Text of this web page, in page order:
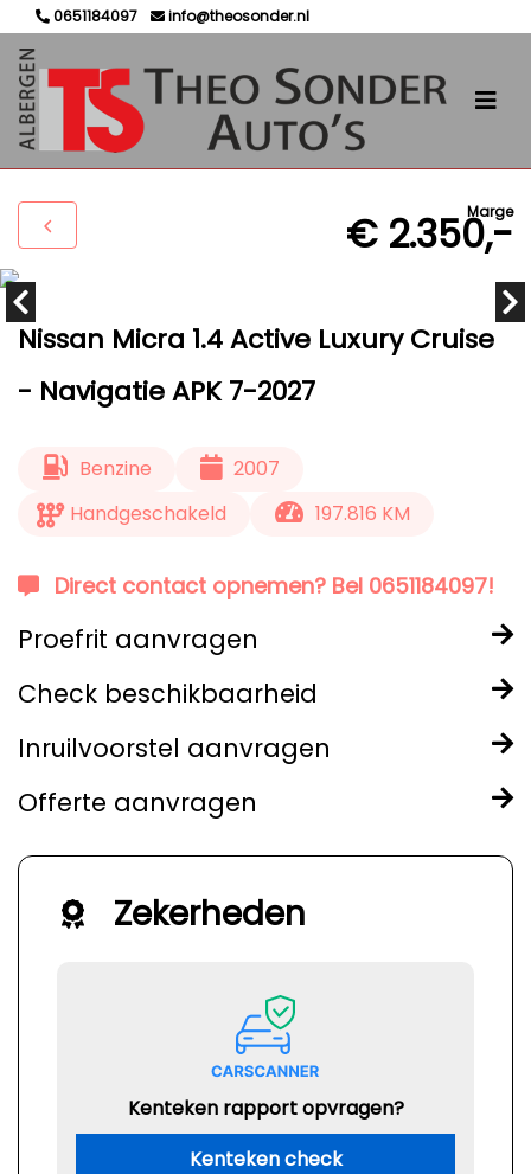
0651184097 info@theosonder.nl
Marge
€ 2.350,-
Nissan Micra 1.4 Active Luxury Cruise
- Navigatie APK 7-2027
Benzine
2007
Handgeschakeld
197.816 KM
Direct contact opnemen? Bel 0651184097!
Proefrit aanvragen
Check beschikbaarheid
Inruilvoorstel aanvragen
Offerte aanvragen
Zekerheden
Kenteken rapport opvragen?
Kenteken check